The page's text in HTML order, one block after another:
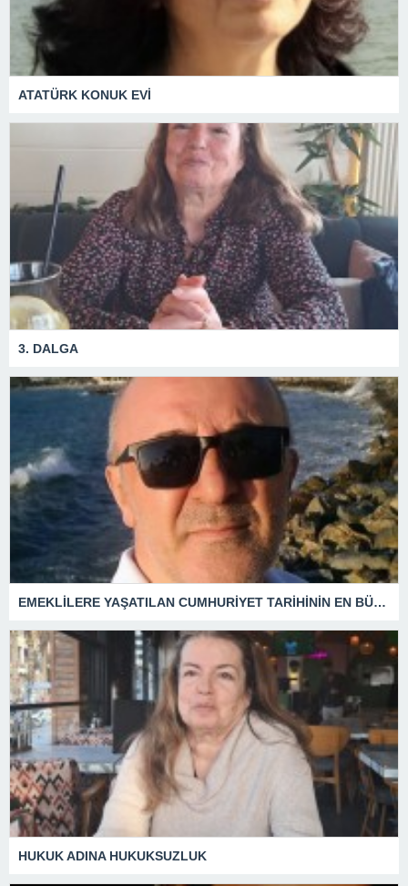
ATATÜRK KONUK EVİ
3. DALGA
EMEKLİLERE YAŞATILAN CUMHURİYET TARİHİNİN EN BÜYÜK ZULMÜNÜN DERİN ANALİZİ !
HUKUK ADINA HUKUKSUZLUK